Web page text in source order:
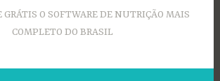
O SOFTWARE DE NUTRIÇÃO MAIS
COMPLETO DO BRASIL